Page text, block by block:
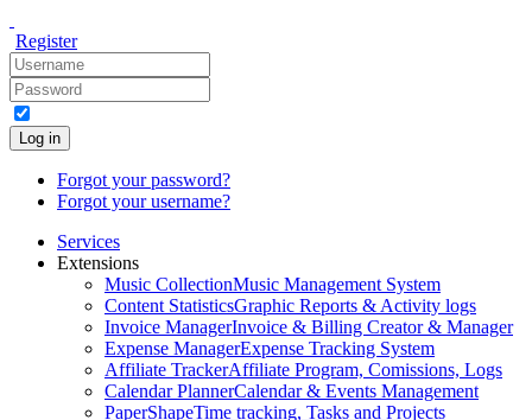
Register
Log in
Forgot your password?
Forgot your username?
Services
Extensions
Music CollectionMusic Management System
Content StatisticsGraphic Reports & Activity logs
Invoice ManagerInvoice & Billing Creator & Manager
Expense ManagerExpense Tracking System
Affiliate TrackerAffiliate Program, Comissions, Logs
Calendar PlannerCalendar & Events Management
PaperShapeTime tracking, Tasks and Projects